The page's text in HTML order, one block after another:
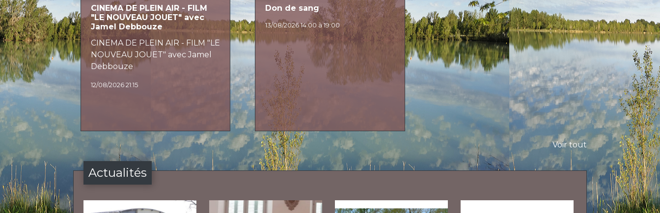
CINEMA DE PLEIN AIR - FILM
"LE NOUVEAU JOUET" avec
Jamel Debbouze
CINEMA DE PLEIN AIR - FILM "LE
NOUVEAU JOUET" avec Jamel
Debbouze
12/08/2026 21:15
Don de sang
13/08/2026 14:00 à 19:00
Voir tout
Actualités